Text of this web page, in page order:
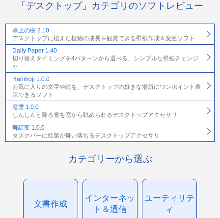
「デスクトップ」カテゴリのソフトレビュー
卓上の樹 2.10
デスクトップに植えた植物の成長を観賞できる壁紙作成＆変更ソフト
Daily Paper 1.40
切り替えタイミングを4パターンから選べる、シンプルな壁紙チェンジ
ャ
Harimoji 1.0.0
お気に入りの文字や絵を、デスクトップの好きな場所にワンポイント表
示できるソフト
窓雪 1.0.0
しんしんと降る雪を窓から眺められるデスクトップアクセサリ
舞紅葉 1.0.0
タスクバーに紅葉が舞い落ちるデスクトップアクセサリ
カテゴリーから選ぶ
文書作成
インターネッ
ト＆通信
ユーティリテ
ィ